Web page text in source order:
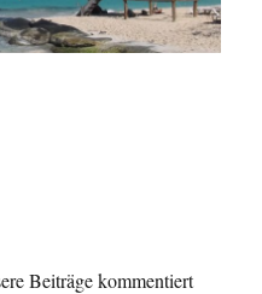
Beiträge kommentiert